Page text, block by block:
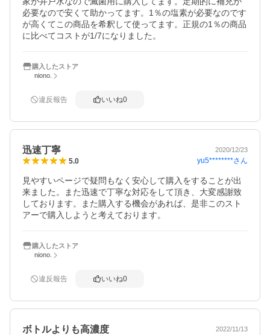
必要なので安くて助かってます。1％の塩素が必要なのです
が高くてこの商品を希釈して使ってます。正規の1％の商品
に比べてコストが1/7になりました。
購入したストア
niono.
違反報告 いいね0
迅速丁寧 2020/12/23
5.0 yu5********さん
見やすいページで疑問もなく安心して購入をすることが出
来ました。また迅速で丁寧な対応をして頂き、大変感謝致
しております。また購入する機会があれば、是非このスト
アーで購入しようと考えております。
購入したストア
niono.
違反報告 いいね0
ボトルよりも高濃度 2022/11/13